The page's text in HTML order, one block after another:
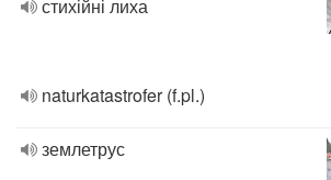
стихійні лиха
naturkatastrofer (f.pl.)
землетрус